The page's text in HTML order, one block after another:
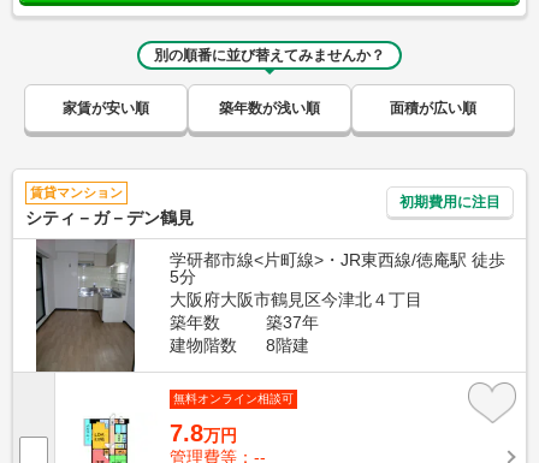
別の順番に並び替えてみませんか？
家賃が安い順 築年数が浅い順 面積が広い順
賃貸マンション
シティ－ガ－デン鶴見
初期費用に注目
学研都市線<片町線>・JR東西線/徳庵駅 徒歩
5分
大阪府大阪市鶴見区今津北４丁目
築年数
築37年
建物階数
8階建
無料オンライン相談可
7.8万円
管理費等：--